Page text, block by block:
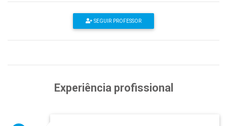
SEGUIR PROFESSOR
Experiência profissional